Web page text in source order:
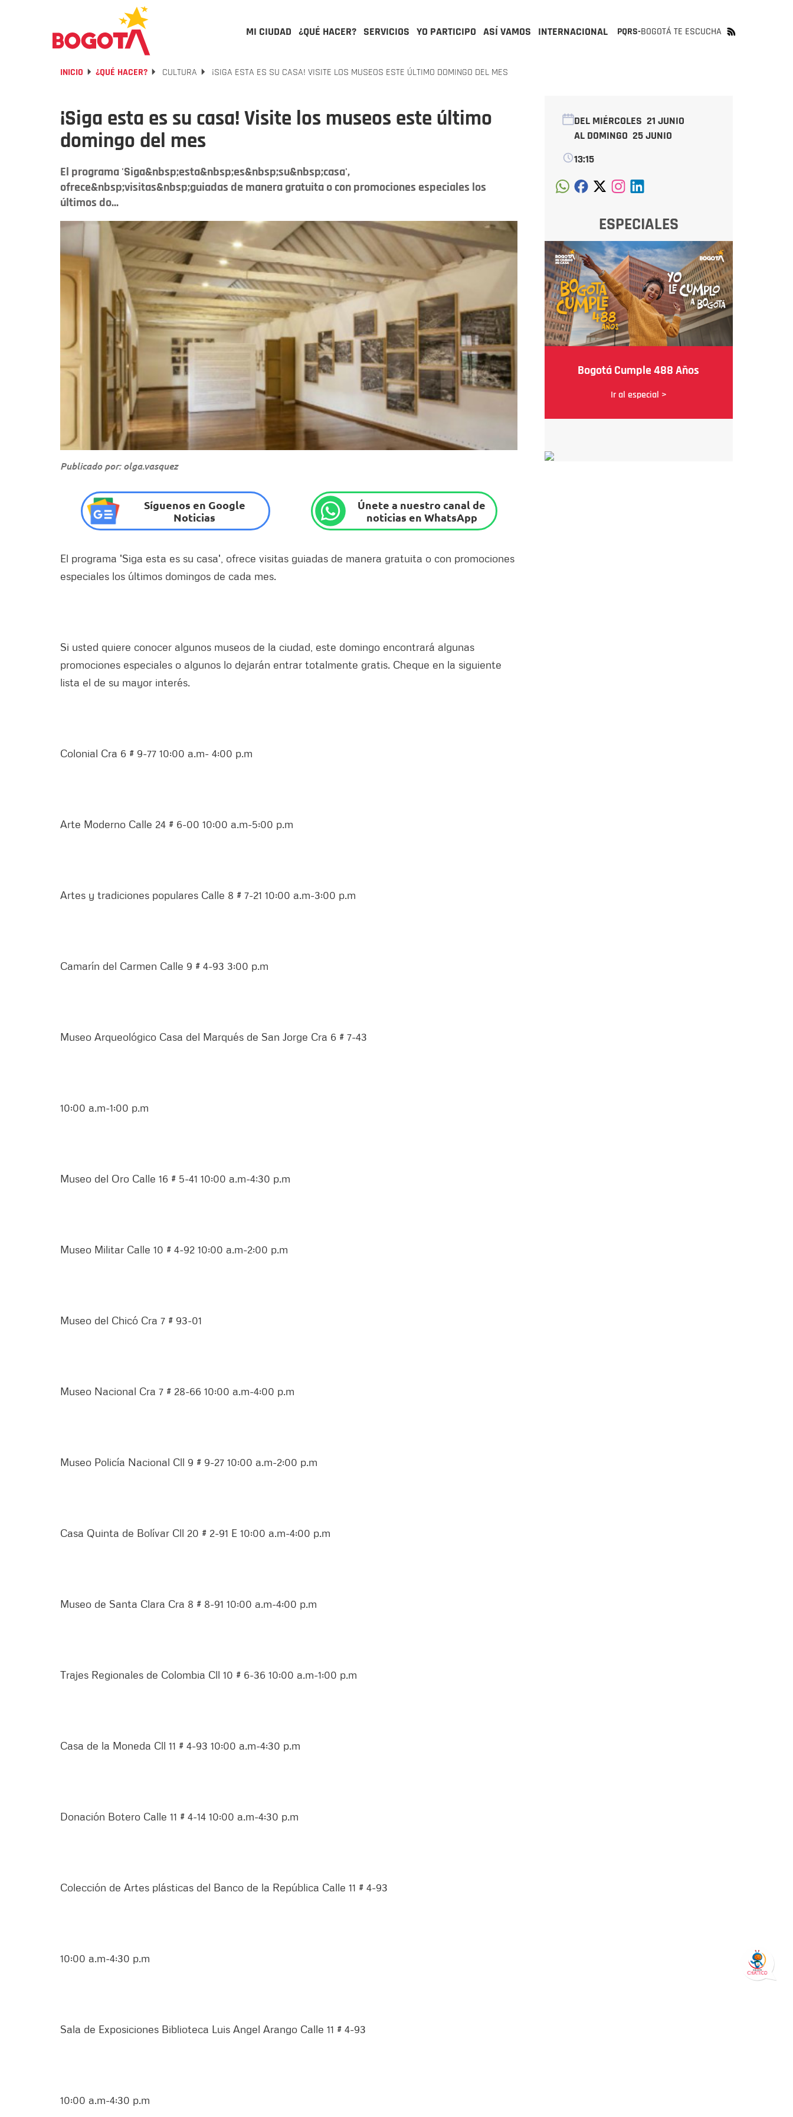
MI CIUDAD ¿QUÉ HACER? SERVICIOS YO PARTICIPO ASÍ VAMOS INTERNACIONAL PQRS-BOGOTÁ TE ESCUCHA
INICIO ¿QUÉ HACER? CULTURA ¡SIGA ESTA ES SU CASA! VISITE LOS MUSEOS ESTE ÚLTIMO DOMINGO DEL MES
¡Siga esta es su casa! Visite los museos este último
domingo del mes
El programa 'Siga&nbsp;​esta&nbsp;es&nbsp;su&nbsp;casa',
ofrece&nbsp;visitas&nbsp;guiadas de manera gratuita o con promociones especiales los
últimos do...
Publicado por: olga.vasquez
Síguenos en Google
Noticias
Únete a nuestro canal de
noticias en WhatsApp
El programa 'Siga ​esta es su casa', ofrece visitas guiadas de manera gratuita o con promociones
especiales los últimos domingos de cada mes.
Si usted quiere conocer algunos museos de la ciudad, este domingo encontrará algunas
promociones especiales o algunos lo dejarán entrar totalmente gratis. Cheque en la siguiente
lista el de su mayor interés.
Colonial Cra 6 # 9-77 10:00 a.m- 4:00 p.m
Arte Moderno Calle 24 # 6-00 10:00 a.m-5:00 p.m
Artes y tradiciones populares Calle 8 # 7-21 10:00 a.m-3:00 p.m
Camarín del Carmen Calle 9 # 4-93 3:00 p.m
Museo Arqueológico Casa del Marqués de San Jorge Cra 6 # 7-43
10:00 a.m-1:00 p.m
Museo del Oro Calle 16 # 5-41 10:00 a.m-4;30 p.m
Museo Militar Calle 10 # 4-92 10:00 a.m-2:00 p.m
Museo del Chicó Cra 7 # 93-01
Museo Nacional Cra 7 # 28-66 10:00 a.m-4:00 p.m
Museo Policía Nacional Cll 9 # 9-27 10:00 a.m-2:00 p.m
Casa Quinta de Bolívar Cll 20 # 2-91 E 10:00 a.m-4:00 p.m
Museo de Santa Clara Cra 8 # 8-91 10:00 a.m-4:00 p.m
Trajes Regionales de Colombia Cll 10 # 6-36 10:00 a.m-1:00 p.m
Casa de la Moneda Cll 11 # 4-93 10:00 a.m-4:30 p.m
Donación Botero Calle 11 # 4-14 10:00 a.m-4:30 p.m
Colección de Artes plásticas del Banco de la República Calle 11 # 4-93
10:00 a.m-4:30 p.m
Sala de Exposiciones Biblioteca Luis Angel Arango Calle 11 # 4-93
10:00 a.m-4:30 p.m
DEL MIÉRCOLES 21 JUNIO
AL DOMINGO 25 JUNIO
13:15
ESPECIALES
Bogotá Cumple 488 Años
Ir al especial >